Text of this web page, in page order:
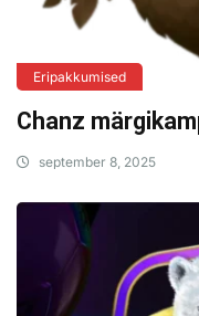
Eripakkumised
Chanz
september 8, 2025